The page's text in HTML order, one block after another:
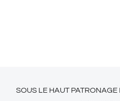
SOUS LE HAUT PATRONAGE